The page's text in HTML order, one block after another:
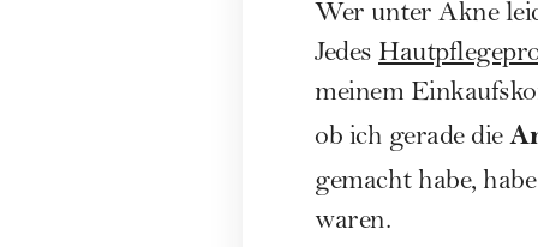
Wer unter Akne
Jedes
meinem
ob ich gerade die
gemacht habe,
waren.